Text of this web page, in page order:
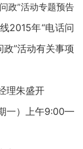
政”活动专题预告
2015年“电话问
”活动有关事项
理朱盛开
一）上午9:00—